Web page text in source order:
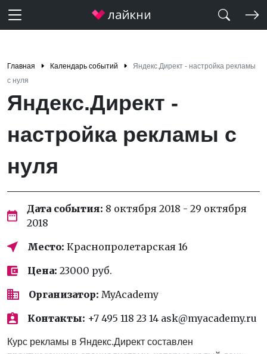
Главная Календарь событий
Яндекс.Директ - настройка рекламы
с нуля
Яндекс.Директ -
настройка рекламы с
нуля
Дата события: 8 октября 2018 - 29 октября
2018
Место: Краснопролетарская 16
Цена: 23000 руб.
Организатор: MyAcademy
Контакты: +7 495 118 23 14 ask@myacademy.ru
Курс рекламы в Яндекс.Директ составлен